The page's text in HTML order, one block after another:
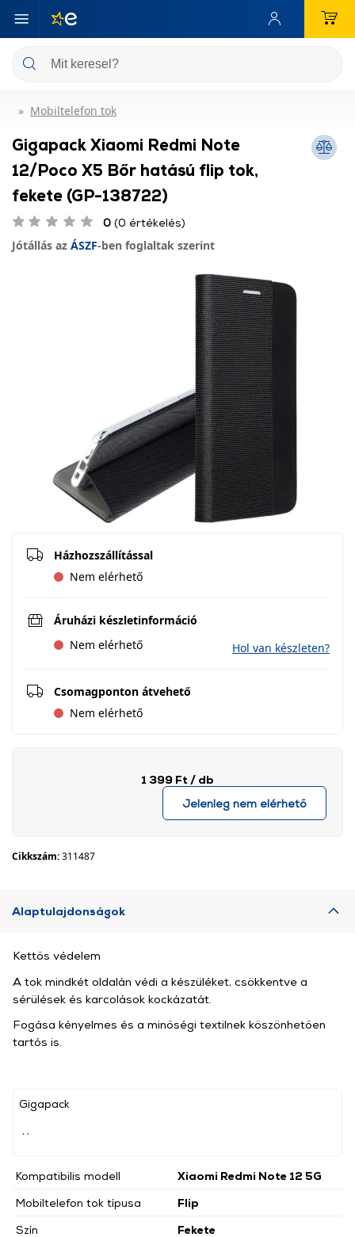
Mobiltelefon tok
Gigapack Xiaomi Redmi Note
12/Poco X5 Bőr hatású flip tok,
fekete (GP-138722)
0 (0 értékelés)
Jótállás az ÁSZF-ben foglaltak szerint
Házhozszállítással
Nem elérhető
Áruházi készletinformáció
Nem elérhető
Hol van készleten?
Csomagponton átvehető
Nem elérhető
1 399 Ft / db
Jelenleg nem elérhető
Cikkszám:311487
Alaptulajdonságok
Gigapack
Kompatibilis modell
Xiaomi Redmi Note 12 5G
Mobiltelefon tok típusa
Flip
Szín
Fekete
Kettős védelem
A tok mindkét oldalán védi a készüléket, csökkentve a
sérülések és karcolások kockázatát.
Fogása kényelmes és a minőségi textilnek köszönhetően
tartós is.